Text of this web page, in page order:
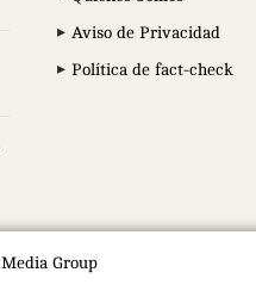
Aviso de Privacidad
Política de fact-check